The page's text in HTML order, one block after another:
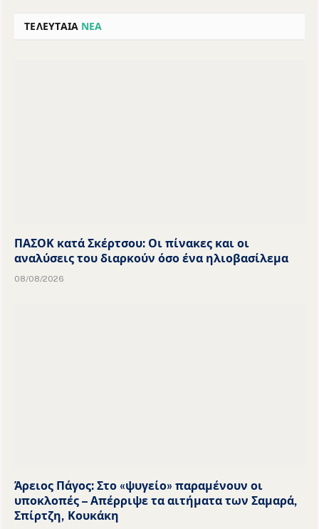
ΤΕΛΕΥΤΑΙΑ ΝΕΑ
ΠΑΣΟΚ κατά Σκέρτσου: Οι πίνακες και οι
αναλύσεις του διαρκούν όσο ένα ηλιοβασίλεμα
08/08/2026
Άρειος Πάγος: Στο «ψυγείο» παραμένουν οι
υποκλοπές – Απέρριψε τα αιτήματα των Σαμαρά,
Σπίρτζη, Κουκάκη